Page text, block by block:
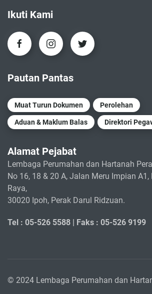
Ikuti Kami
Pautan Pantas
Muat Turun Dokumen Perolehan
Aduan & Maklum Balas Direktori
Alamat Pejabat
Lembaga Perumahan dan Hartanah
No 16, 18 & 20 A, Jalan Meru Impian A1,
Raya,
30020 Ipoh, Perak Darul Ridzuan.
Tel : 05-526 5588 | Faks : 05-526 9199
© 2024 Lembaga Perumahan dan